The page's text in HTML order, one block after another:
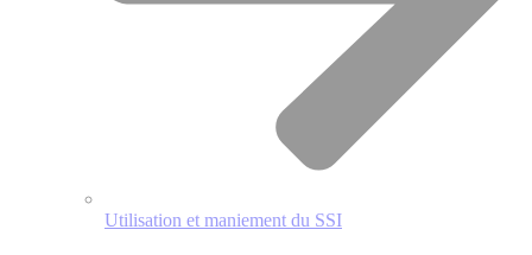
Utilisation et maniement du SSI